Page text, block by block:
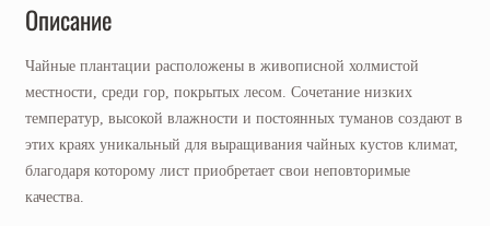
Описание
Чайные плантации расположены в живописной холмистой
местности, среди гор, покрытых лесом. Сочетание низких
температур, высокой влажности и постоянных туманов создают в
этих краях уникальный для выращивания чайных кустов климат,
благодаря которому лист приобретает свои неповторимые
качества.